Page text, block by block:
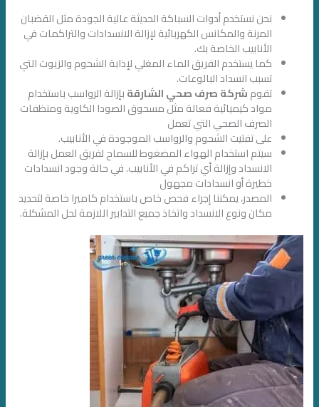
نحن نستخدم أدوات السباكة الحديثة عالية الجودة مثل القضبان
المرنة والمكانس الكهربائية لإزالة الانسدادات والتراكمات في
الأنابيب الخاصة بك.
كما يستخدم الفريق الماء المغلي لإذابة الشحوم والزيوت التي
تسبب انسداد البالوعات.
تقومشركة صرف صحي الشارقةبإزالة الرواسب باستخدام
مواد كيميائية فعالة مثل مسحوق الصودا الكاوية ومنظفات
الصرف الصحي التي تعمل
على تفتيت الشحوم والرواسب الموجودة في الأنابيب.
سيتم استخدام الهواء المضغوط للسماح لفريق العمل بإزالة
الانسداد وإزالة أي تراكم في الأنابيب. في حالة وجود انسدادات
خطيرة أو انسدادات مجهول
المصدر، يمكننا إجراء فحص خاص باستخدام كاميرا خاصة لتحديد
مكان ونوع الانسداد واتخاذ جميع التدابير اللازمة لحل المشكلة.